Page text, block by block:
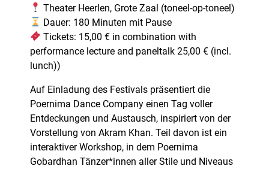
Theater Heerlen, Grote Zaal (toneel-op-toneel)
Dauer: 180 Minuten mit Pause
Tickets: 15,00 € in combination with
performance lecture and paneltalk 25,00 € (incl.
lunch))
Auf Einladung des Festivals präsentiert die
Poernima Dance Company einen Tag voller
Entdeckungen und Austausch, inspiriert von der
Vorstellung von Akram Khan. Teil davon ist ein
interaktiver Workshop, in dem Poernima
Gobardhan Tänzer*innen aller Stile und Niveaus